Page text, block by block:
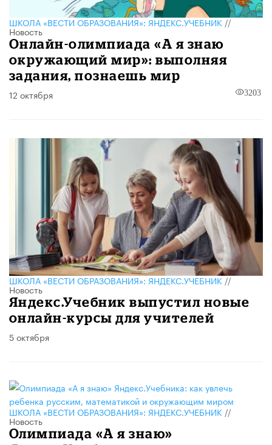
ШКОЛА «ВЕСТИ ОБРАЗОВАНИЯ»: ЯНДЕКС.УЧЕБНИК//
Новость
Онлайн-олимпиада «А я знаю
окружающий мир»: выполняя
задания, познаешь мир
12 октября 3203
ШКОЛА «ВЕСТИ ОБРАЗОВАНИЯ»: ЯНДЕКС.УЧЕБНИК//
Новость
Яндекс.Учебник выпустил новые
онлайн-курсы для учителей
5 октября
ШКОЛА «ВЕСТИ ОБРАЗОВАНИЯ»: ЯНДЕКС.УЧЕБНИК //
Новость
Олимпиада «А я знаю»